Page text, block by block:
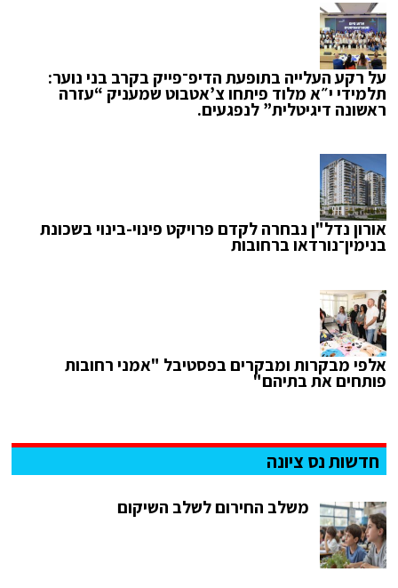
על רקע העלייה בתופעת הדיפ־פייק בקרב בני נוער:
תלמידי י״א מלוד פיתחו צ’אטבוט שמעניק “עזרה
ראשונה דיגיטלית” לנפגעים.
אורון נדל"ן נבחרה לקדם פרויקט פינוי-בינוי בשכונת
בנימין־נורדאו ברחובות
אלפי מבקרות ומבקרים בפסטיבל "אמני רחובות
פותחים את בתיהם"
חדשות נס ציונה
משלב החירום לשלב השיקום